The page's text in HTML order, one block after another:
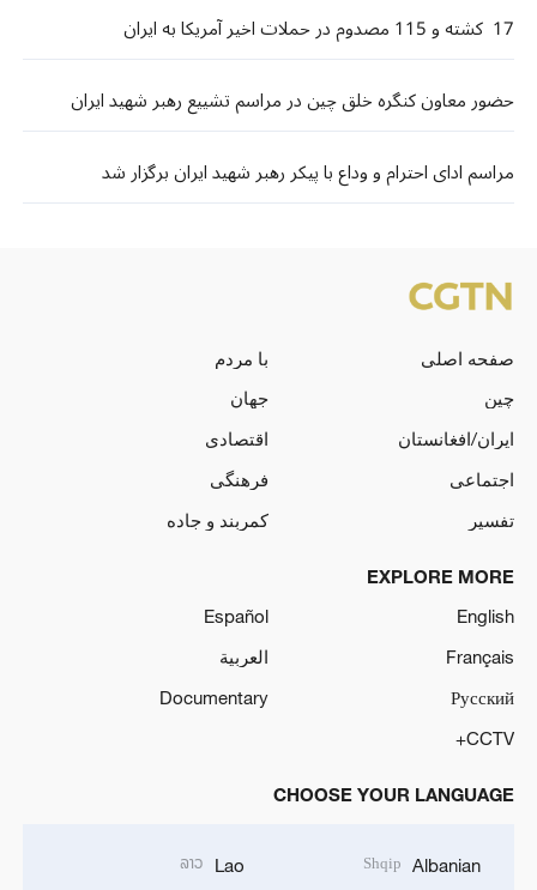
17 کشته و 115 مصدوم در حملات اخیر آمریکا به ایران
حضور معاون کنگره خلق چین در مراسم تشییع رهبر شهید ایران
مراسم ادای احترام و وداع با پیکر رهبر شهید ایران برگزار شد
صفحه اصلی
با مردم
چین
جهان
ایران/افغانستان
اقتصادی
اجتماعی
فرهنگی
تفسیر
کمربند و جاده
EXPLORE MORE
English
Español
Français
العربية
Русский
Documentary
CCTV+
CHOOSE YOUR LANGUAGE
Albanian
Shqip
Lao
ລາວ